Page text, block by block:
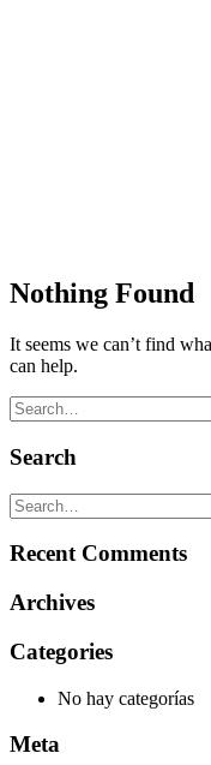
Nothing Found
It seems we can’t find
can help.
Search
Recent Comments
Archives
Categories
No hay categorías
Meta